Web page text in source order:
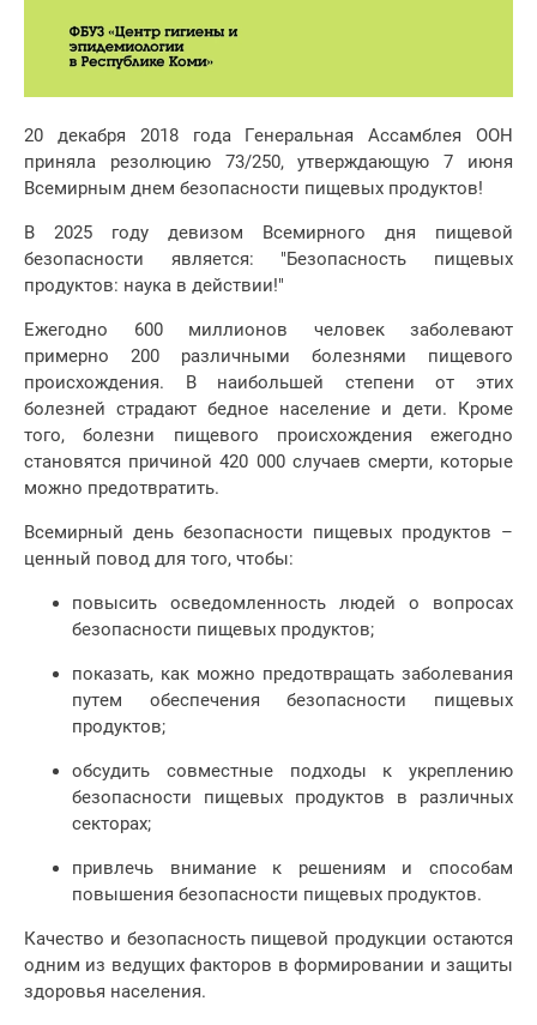
20 декабря 2018 года Генеральная Ассамблея ООН
приняла резолюцию 73/250, утверждающую 7 июня
Всемирным днем безопасности пищевых продуктов!
В 2025 году девизом Всемирного дня пищевой
безопасности является: "Безопасность пищевых
продуктов: наука в действии!"
Ежегодно 600 миллионов человек заболевают
примерно 200 различными болезнями пищевого
происхождения. В наибольшей степени от этих
болезней страдают бедное население и дети. Кроме
того, болезни пищевого происхождения ежегодно
становятся причиной 420 000 случаев смерти, которые
можно предотвратить.
Всемирный день безопасности пищевых продуктов –
ценный повод для того, чтобы:
повысить осведомленность людей о вопросах
безопасности пищевых продуктов;
показать, как можно предотвращать заболевания
путем обеспечения безопасности пищевых
продуктов;
обсудить совместные подходы к укреплению
безопасности пищевых продуктов в различных
секторах;
привлечь внимание к решениям и способам
повышения безопасности пищевых продуктов.
Качество и безопасность пищевой продукции остаются
одним из ведущих факторов в формировании и защиты
здоровья населения.